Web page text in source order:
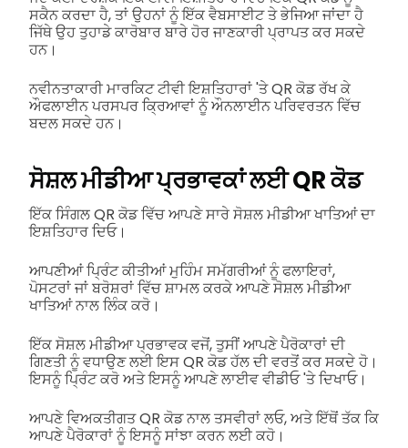
ਸਕੈਨ ਕਰਦਾ ਹੈ, ਤਾਂ ਉਹਨਾਂ ਨੂੰ ਇੱਕ ਵੈਬਸਾਈਟ ਤੇ ਭੇਜਿਆ ਜਾਂਦਾ ਹੈ
ਜਿੱਥੇ ਉਹ ਤੁਹਾਡੇ ਕਾਰੋਬਾਰ ਬਾਰੇ ਹੋਰ ਜਾਣਕਾਰੀ ਪ੍ਰਾਪਤ ਕਰ ਸਕਦੇ
ਹਨ।
ਨਵੀਨਤਾਕਾਰੀ ਮਾਰਕਿਟ ਟੀਵੀ ਇਸ਼ਤਿਹਾਰਾਂ 'ਤੇ QR ਕੋਡ ਰੱਖ ਕੇ
ਔਫਲਾਈਨ ਪਰਸਪਰ ਕ੍ਰਿਆਵਾਂ ਨੂੰ ਔਨਲਾਈਨ ਪਰਿਵਰਤਨ ਵਿੱਚ
ਬਦਲ ਸਕਦੇ ਹਨ।
ਸੋਸ਼ਲ ਮੀਡੀਆ ਪ੍ਰਭਾਵਕਾਂ ਲਈ QR ਕੋਡ
ਇੱਕ ਸਿੰਗਲ QR ਕੋਡ ਵਿੱਚ ਆਪਣੇ ਸਾਰੇ ਸੋਸ਼ਲ ਮੀਡੀਆ ਖਾਤਿਆਂ ਦਾ
ਇਸ਼ਤਿਹਾਰ ਦਿਓ।
ਆਪਣੀਆਂ ਪ੍ਰਿੰਟ ਕੀਤੀਆਂ ਮੁਹਿੰਮ ਸਮੱਗਰੀਆਂ ਨੂੰ ਫਲਾਇਰਾਂ,
ਪੋਸਟਰਾਂ ਜਾਂ ਬਰੋਸ਼ਰਾਂ ਵਿੱਚ ਸ਼ਾਮਲ ਕਰਕੇ ਆਪਣੇ ਸੋਸ਼ਲ ਮੀਡੀਆ
ਖਾਤਿਆਂ ਨਾਲ ਲਿੰਕ ਕਰੋ।
ਇੱਕ ਸੋਸ਼ਲ ਮੀਡੀਆ ਪ੍ਰਭਾਵਕ ਵਜੋਂ, ਤੁਸੀਂ ਆਪਣੇ ਪੈਰੋਕਾਰਾਂ ਦੀ
ਗਿਣਤੀ ਨੂੰ ਵਧਾਉਣ ਲਈ ਇਸ QR ਕੋਡ ਹੱਲ ਦੀ ਵਰਤੋਂ ਕਰ ਸਕਦੇ ਹੋ।
ਇਸਨੂੰ ਪ੍ਰਿੰਟ ਕਰੋ ਅਤੇ ਇਸਨੂੰ ਆਪਣੇ ਲਾਈਵ ਵੀਡੀਓ 'ਤੇ ਦਿਖਾਓ।
ਆਪਣੇ ਵਿਅਕਤੀਗਤ QR ਕੋਡ ਨਾਲ ਤਸਵੀਰਾਂ ਲਓ, ਅਤੇ ਇੱਥੋਂ ਤੱਕ ਕਿ
ਆਪਣੇ ਪੈਰੋਕਾਰਾਂ ਨੂੰ ਇਸਨੂੰ ਸਾਂਝਾ ਕਰਨ ਲਈ ਕਹੋ।